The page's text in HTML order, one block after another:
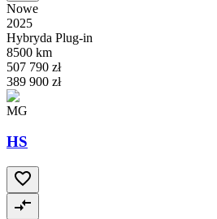
Nowe
2025
Hybryda Plug-in
8500 km
507 790 zł
389 900 zł
MG
HS